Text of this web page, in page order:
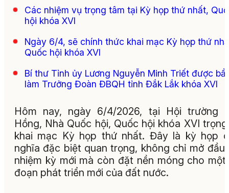
Các nhiệm vụ trọng tâm tại Kỳ họp thứ nhất,
hội khóa XVI
Ngày 6/4, sẽ chính thức khai mạc Kỳ họp thứ
Quốc hội khóa XVI
Bí thư Tỉnh ủy Lương Nguyễn Minh Triết được
làm Trưởng Đoàn ĐBQH tỉnh Đắk Lắk khóa XVI
Hôm nay, ngày 6/4/2026, tại Hội trường
Hồng, Nhà Quốc hội, Quốc hội khóa XVI
khai mạc Kỳ họp thứ nhất. Đây là kỳ họp
nghĩa đặc biệt quan trọng, không chỉ mở đầu
nhiệm kỳ mới mà còn đặt nền móng cho một
đoạn phát triển mới của đất nước.